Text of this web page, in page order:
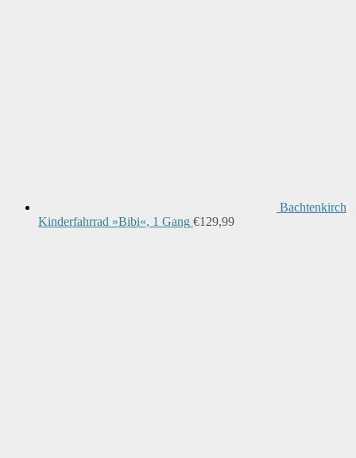
Bachtenkirch
Kinderfahrrad »Bibi«, 1 Gang €129,99